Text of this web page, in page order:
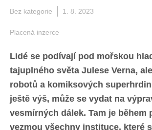
Bez kategorie 1. 8. 2023
Placená inzerce
Lidé se podívají pod mořskou
tajuplného světa Julese Verna,
robotů a komiksových
ještě výš, může se vydat na
vesmírných dálek. Tam je během
vezmou všechny instituce, které